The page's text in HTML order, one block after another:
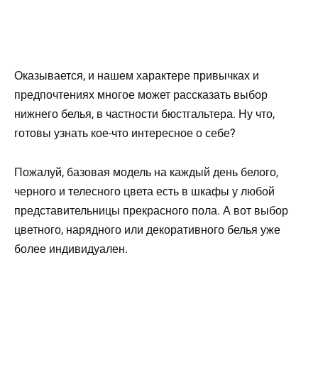
Оказывается, и нашем характере привычках и
предпочтениях многое может рассказать выбор
нижнего белья, в частности бюстгальтера. Ну что,
готовы узнать кое-что интересное о себе?
Пожалуй, базовая модель на каждый день белого,
черного и телесного цвета есть в шкафы у любой
представительницы прекрасного пола. А вот выбор
цветного, нарядного или декоративного белья уже
более индивидуален.